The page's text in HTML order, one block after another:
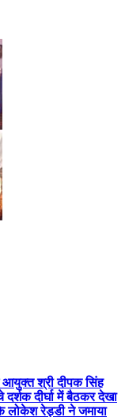
श्री दीपक सिंह
दीर्घा में बैठकर देखा
लोकेश रेड्डी ने जमाया